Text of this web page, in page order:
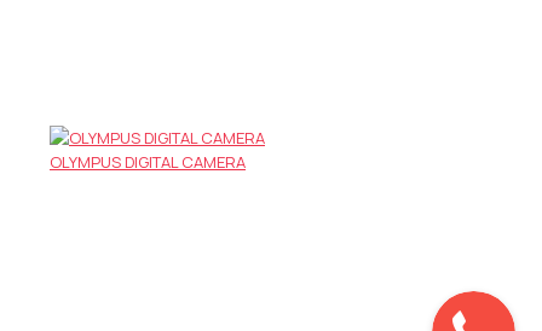
OLYMPUS DIGITAL CAMERA